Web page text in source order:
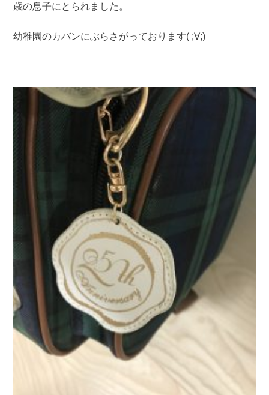
歳の息子にとられました。
幼稚園のカバンにぶらさがっております( ;∀;)